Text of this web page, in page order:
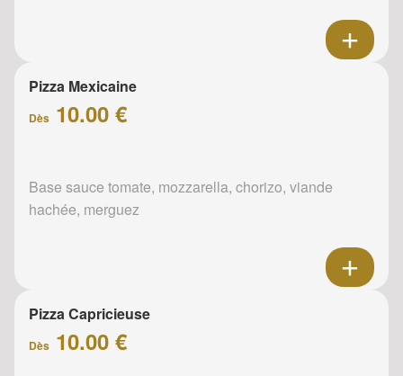
Pizza Mexicaine
Dès 10.00 €
Base sauce tomate, mozzarella, chorizo, viande
hachée, merguez
Pizza Capricieuse
Dès 10.00 €